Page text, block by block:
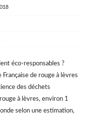
éco-responsables ?
Française de rouge à lèvres
des déchets
à lèvres, environ 1
selon une estimation,